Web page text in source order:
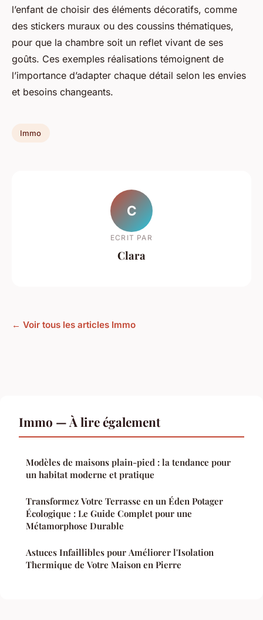
l’enfant de choisir des éléments décoratifs, comme
des stickers muraux ou des coussins thématiques,
pour que la chambre soit un reflet vivant de ses
goûts. Ces exemples réalisations témoignent de
l’importance d’adapter chaque détail selon les envies
et besoins changeants.
Immo
C
ECRIT PAR
Clara
← Voir tous les articles Immo
Immo — À lire également
Modèles de maisons plain-pied : la tendance pour
un habitat moderne et pratique
Transformez Votre Terrasse en un Éden Potager
Écologique : Le Guide Complet pour une
Métamorphose Durable
Astuces Infaillibles pour Améliorer l'Isolation
Thermique de Votre Maison en Pierre